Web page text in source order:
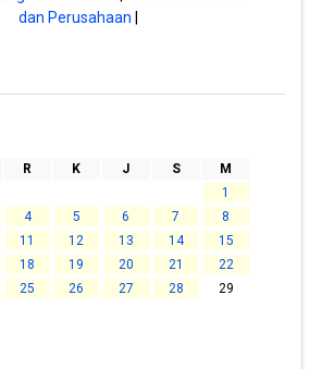
dan Perusahaan
R K J S
M
1
4 5 6 7
8
11 12 13 14
15
18 19 20 21
22
25 26 27 28
29